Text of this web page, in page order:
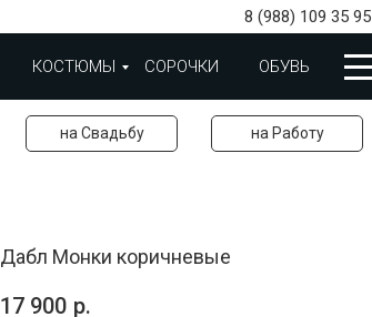
8 (988) 109 35 95
КОСТЮМЫ СОРОЧКИ ОБУВЬ
на Свадьбу на Работу
Дабл Монки коричневые
17 900 р.